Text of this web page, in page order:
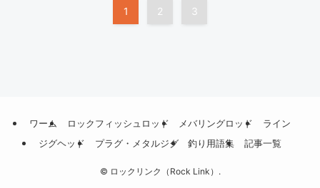
1 2 3
ワーム ロックフィッシュロッド メバリングロッド
ライン
ジグヘッド
プラグ・メタルジグ 釣り用語集 記事一覧
© ロックリンク（Rock Link）.